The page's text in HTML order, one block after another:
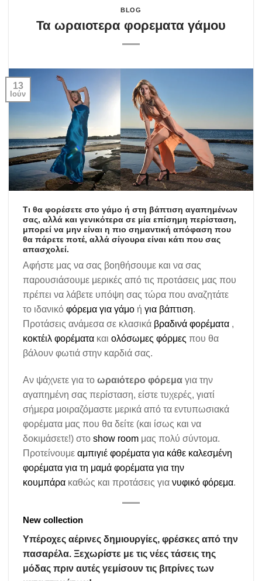
BLOG
Τα ωραιοτερα φορεματα γάμου
13
Ιούν
Τι θα φορέσετε στο γάμο ή στη βάπτιση αγαπημένων
σας, αλλά και γενικότερα σε μία επίσημη περίσταση,
μπορεί να μην είναι η πιο σημαντική απόφαση που
θα πάρετε ποτέ, αλλά σίγουρα είναι κάτι που σας
απασχολεί.
Αφήστε μας να σας βοηθήσουμε και να σας
παρουσιάσουμε μερικές από τις προτάσεις μας που
πρέπει να λάβετε υπόψη σας τώρα που αναζητάτε
το ιδανικό φόρεμα για γάμο ή για βάπτιση.
Προτάσεις ανάμεσα σε κλασικά βραδινά φορέματα ,
κοκτέιλ φορέματα και ολόσωμες φόρμες που θα
βάλουν φωτιά στην καρδιά σας.
Αν ψάχνετε για το ωραιότερο φόρεμα για την
αγαπημένη σας περίσταση, είστε τυχερές, γιατί
σήμερα μοιραζόμαστε μερικά από τα εντυπωσιακά
φορέματα μας που θα δείτε (και ίσως και να
δοκιμάσετε!) στο show room μας πολύ σύντομα.
Προτείνουμε αμπιγιέ φορέματα για κάθε καλεσμένη
φορέματα για τη μαμά φορέματα για την
κουμπάρα καθώς και προτάσεις για νυφικό φόρεμα.
New collection
Υπέροχες αέρινες δημιουργίες, φρέσκες από την
πασαρέλα. Ξεχωρίστε με τις νέες τάσεις της
μόδας πριν αυτές γεμίσουν τις βιτρίνες των